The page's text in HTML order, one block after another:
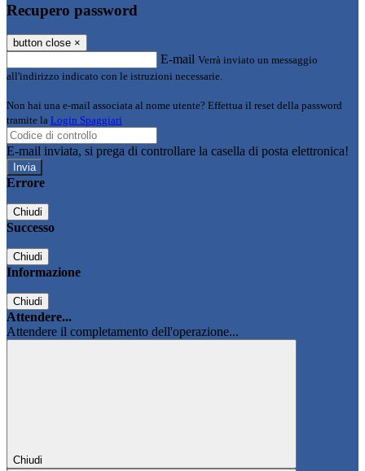
Recupero password
button close ×
E-mail Verrà inviato un messaggio
all'indirizzo indicato con le istruzioni necessarie.
Non hai una e-mail associata al nome utente? Effettua il reset della password
tramite la Login Spaggiari
E-mail inviata, si prega di controllare la casella di posta elettronica!
Errore
Chiudi
Successo
Chiudi
Informazione
Chiudi
Attendere...
Attendere il completamento dell'operazione...
Chiudi